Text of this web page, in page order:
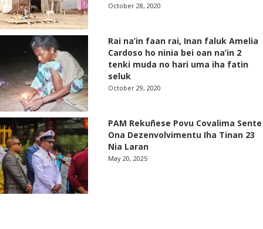
October 28, 2020
Rai na’in faan rai, Inan faluk Amelia
Cardoso ho ninia bei oan na’in 2
tenki muda no hari uma iha fatin
seluk
October 29, 2020
PAM Rekuñese Povu Covalima Sente
Ona Dezenvolvimentu Iha Tinan 23
Nia Laran
May 20, 2025